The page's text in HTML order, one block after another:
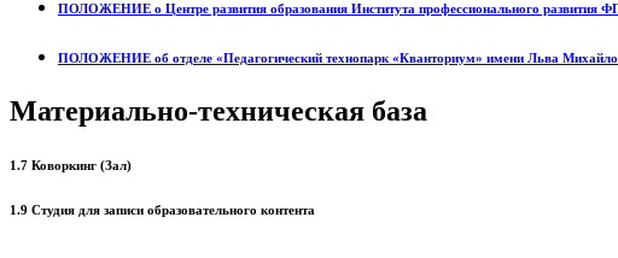
ПОЛОЖЕНИЕ о Центре развития образования Института профессионального
ПОЛОЖЕНИЕ об отделе «Педагогический технопарк «Кванториум» имени Льва
Материально-техническая база
1.7 Коворкинг (Зал)
1.9 Студия для записи образовательного контента